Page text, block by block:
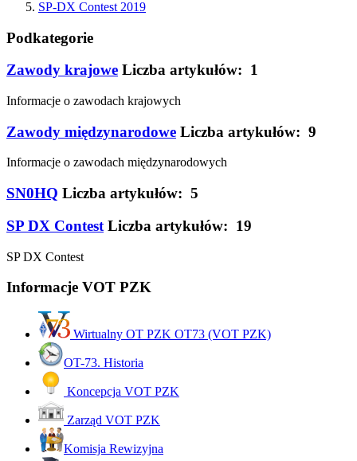
SP-DX Contest 2019
Podkategorie
Zawody krajowe Liczba artykułów: 1
Informacje o zawodach krajowych
Zawody międzynarodowe Liczba artykułów: 9
Informacje o zawodach międzynarodowych
SN0HQ Liczba artykułów: 5
SP DX Contest Liczba artykułów: 19
SP DX Contest
Informacje VOT PZK
Wirtualny OT PZK OT73 (VOT PZK)
OT-73. Historia
Koncepcja VOT PZK
Zarząd VOT PZK
Komisja Rewizyjna